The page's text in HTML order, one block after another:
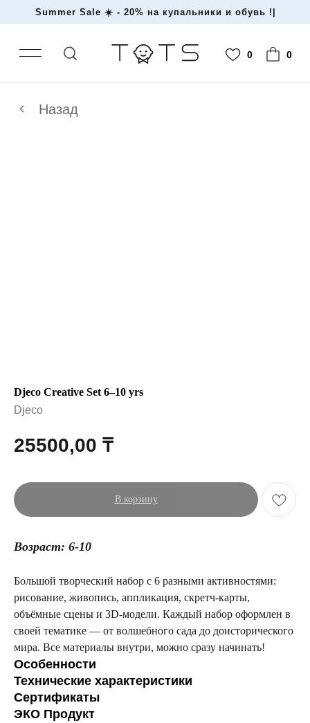
Summer Sale ☀️ - 20% на купальники и обув
Djeco Creative Set 6–10 yrs
Djeco
25500,00 ₸
В корзину
Возраст: 6-10
Большой творческий набор с 6 разными активностями:
рисование, живопись, аппликация, скретч-карты,
объёмные сцены и 3D-модели. Каждый набор оформлен в
своей тематике — от волшебного сада до доисторического
мира. Все материалы внутри, можно сразу начинать!
Особенности
Технические характеристики
Сертификаты
ЭКО Продукт